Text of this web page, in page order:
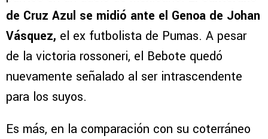
de Cruz Azul se midió ante el Genoa de Johan
Vásquez, el ex futbolista de Pumas. A pesar
de la victoria rossoneri, el Bebote quedó
nuevamente señalado al ser intrascendente
para los suyos.
Es más, en la comparación con su coterráneo